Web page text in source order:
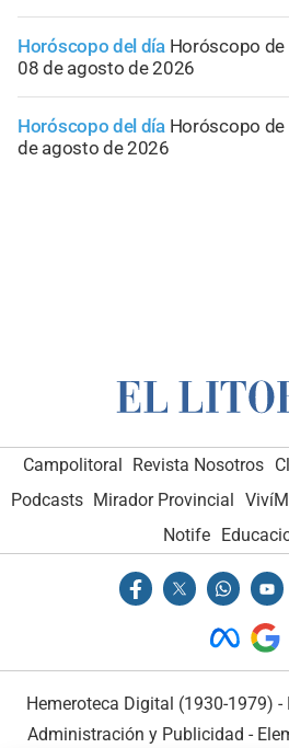
Horóscopo del día Horóscopo de
08 de agosto de 2026
Horóscopo del día Horóscopo de
de agosto de 2026
Campolitoral Revista Nosotros
Podcasts Mirador Provincial
Notife
Hemeroteca Digital (1930-1979) -
Administración y Publicidad -